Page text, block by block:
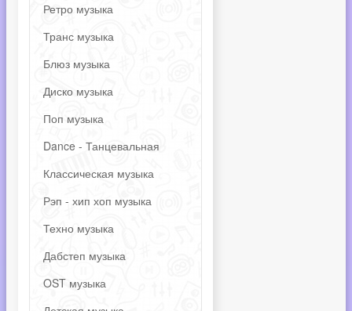
Ретро музыка
Транс музыка
Блюз музыка
Диско музыка
Поп музыка
Dance - Танцевальная
Классическая музыка
Рэп - хип хоп музыка
Техно музыка
Дабстеп музыка
OST музыка